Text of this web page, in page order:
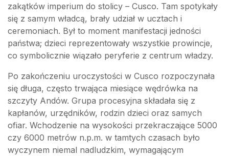
zakątków imperium do stolicy – Cusco. Tam spotykały
się z samym władcą, brały udział w ucztach i
ceremoniach. Był to moment manifestacji jedności
państwa; dzieci reprezentowały wszystkie prowincje,
co symbolicznie wiązało peryferie z centrum władzy.
Po zakończeniu uroczystości w Cusco rozpoczynała
się długa, często trwająca miesiące wędrówka na
szczyty Andów. Grupa procesyjna składała się z
kapłanów, urzędników, rodzin dzieci oraz samych
ofiar. Wchodzenie na wysokości przekraczające 5000
czy 6000 metrów n.p.m. w tamtych czasach było
wyczynem niemal nadludzkim, wymagającym